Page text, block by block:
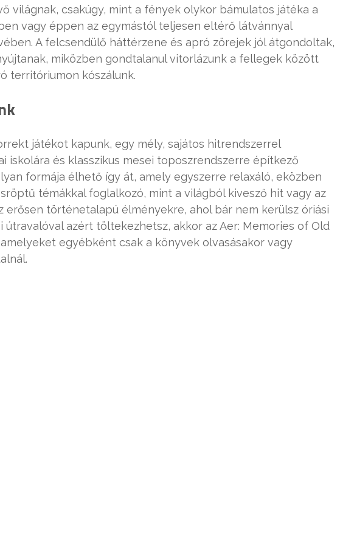
világnak, csakúgy, mint a fények olykor bámulatos játéka a
vagy éppen az egymástól teljesen eltérő látvánnyal
A felcsendülő háttérzene és apró zörejek jól átgondoltak,
miközben gondtalanul vitorlázunk a fellegek között
territóriumon kószálunk.
játékot kapunk, egy mély, sajátos hitrendszerrel
iskolára és klasszikus mesei toposzrendszerre építkező
formája élhető így át, amely egyszerre relaxáló, eközben
témákkal foglalkozó, mint a világból kivesző hit vagy az
erősen történetalapú élményekre, ahol bár nem kerülsz óriási
útravalóval azért töltekezhetsz, akkor az Aer: Memories of Old
egyébként csak a könyvek olvasásakor vagy